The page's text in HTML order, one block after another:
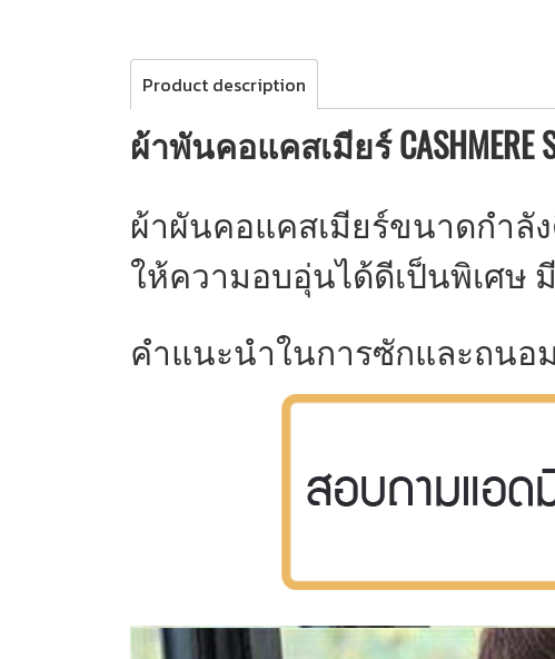
Product description
ผ้าพันคอแคสเมียร์ CASHMERE
ผ้าผันคอแคสเมียร์ขนาดกำลั
ให้ความอบอุ่นได้ดีเป็นพิเศษ
คำแนะนำในการซักและถนอ